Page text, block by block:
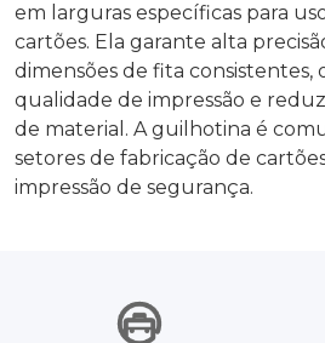
em larguras específicas para
cartões. Ela garante alta
dimensões de fita consistentes,
qualidade de impressão e
de material. A guilhotina é
setores de fabricação de
impressão de segurança.